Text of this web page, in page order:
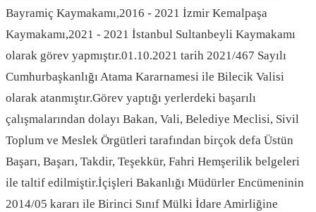
Bayramiç Kaymakamı,2016 - 2021 İzmir Kemalpaşa
Kaymakamı,2021 - 2021 İstanbul Sultanbeyli Kaymakamı
olarak görev yapmıştır.01.10.2021 tarih 2021/467 Sayılı
Cumhurbaşkanlığı Atama Kararnamesi ile Bilecik Valisi
olarak atanmıştır.Görev yaptığı yerlerdeki başarılı
çalışmalarından dolayı Bakan, Vali, Belediye Meclisi, Sivil
Toplum ve Meslek Örgütleri tarafından birçok defa Üstün
Başarı, Başarı, Takdir, Teşekkür, Fahri Hemşerilik belgeleri
ile taltif edilmiştir.İçişleri Bakanlığı Müdürler Encümeninin
2014/05 kararı ile Birinci Sınıf Mülki İdare Amirliğine